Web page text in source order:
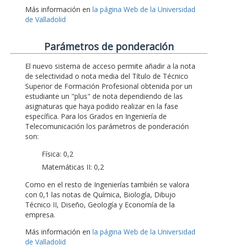
Más información en la página Web de la Universidad
de Valladolid
Parámetros de ponderación
El nuevo sistema de acceso permite añadir a la nota
de selectividad o nota media del Título de Técnico
Superior de Formación Profesional obtenida por un
estudiante un "plus" de nota dependiendo de las
asignaturas que haya podido realizar en la fase
específica. Para los Grados en Ingeniería de
Telecomunicación los parámetros de ponderación
son:
Física: 0,2
Matemáticas II: 0,2
Como en el resto de Ingenierías también se valora
con 0,1 las notas de Química, Biología, Dibujo
Técnico II, Diseño, Geología y Economía de la
empresa.
Más información en la página Web de la Universidad
de Valladolid